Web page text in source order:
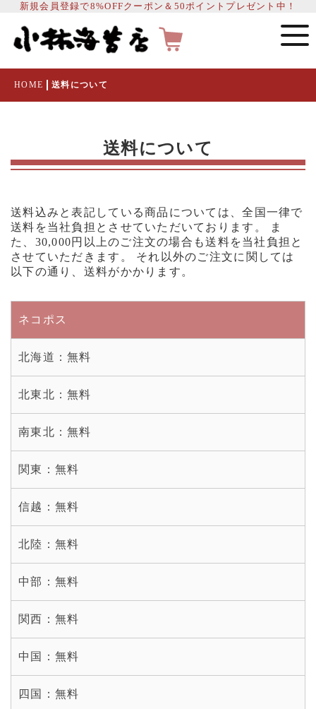
新規会員登録で8%OFFクーポン＆50ポイントプレゼント中！
HOME 送料について
送料について
送料込みと表記している商品については、全国一律で
送料を当社負担とさせていただいております。 ま
た、 30,000円以上のご注文の場合も送料を当社負担 と
させていただきます。 それ以外のご注文に関しては
以下の通り、送料がかかります。
ネコポス
北海道：無料
北東北：無料
南東北：無料
関東： 無料
信越： 無料
北陸： 無料
中部： 無料
関西： 無料
中国： 無料
四国： 無料